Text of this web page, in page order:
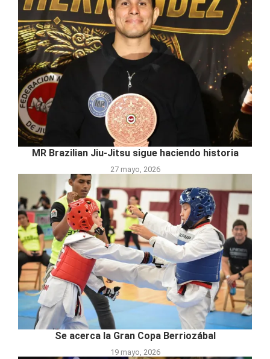
MR Brazilian Jiu-Jitsu sigue haciendo historia
27 mayo, 2026
Se acerca la Gran Copa Berriozábal
19 mayo, 2026